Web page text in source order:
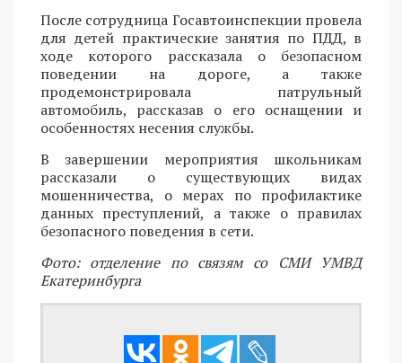
После сотрудница Госавтоинспекции провела
для детей практические занятия по ПДД, в
ходе которого рассказала о безопасном
поведении на дороге, а также
продемонстрировала патрульный
автомобиль, рассказав о его оснащении и
особенностях несения службы.
В завершении мероприятия школьникам
рассказали о существующих видах
мошенничества, о мерах по профилактике
данных преступлений, а также о правилах
безопасного поведения в сети.
Фото: отделение по связям со СМИ УМВД
Екатеринбурга